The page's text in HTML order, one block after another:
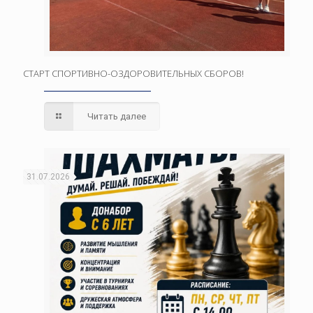
СТАРТ СПОРТИВНО-ОЗДОРОВИТЕЛЬНЫХ СБОРОВ!
Читать далее
31.07.2026